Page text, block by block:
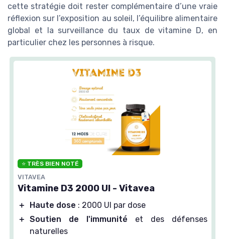
cette stratégie doit rester complémentaire d’une vraie
réflexion sur l’exposition au soleil, l’équilibre alimentaire
global et la surveillance du taux de vitamine D, en
particulier chez les personnes à risque.
⭐ TRÈS BIEN NOTÉ
VITAVEA
Vitamine D3 2000 UI - Vitavea
＋ Haute dose : 2000 UI par dose
＋ Soutien de l'immunité et des défenses
naturelles